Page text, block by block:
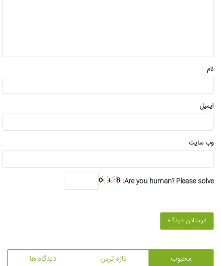
*
نام
ایمیل
وب‌ سایت
Are you human? Please solve:
محبوب تازه ترین دیدگاه ها